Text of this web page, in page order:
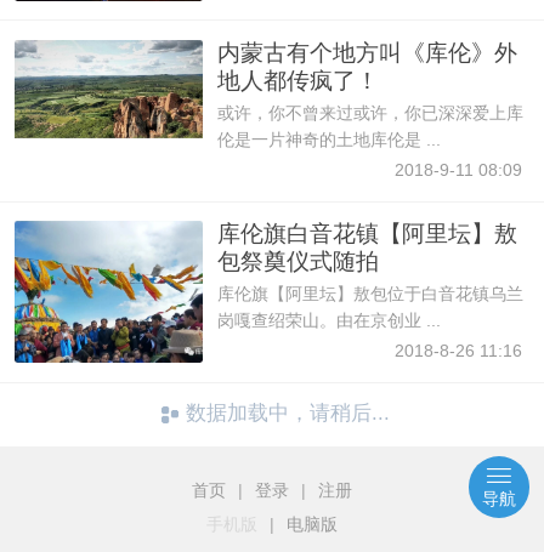
内蒙古有个地方叫《库伦》外
地人都传疯了！
或许，你不曾来过或许，你已深深爱上库
伦是一片神奇的土地库伦是 ...
2018-9-11 08:09
库伦旗白音花镇【阿里坛】敖
包祭奠仪式随拍
库伦旗【阿里坛】敖包位于白音花镇乌兰
岗嘎查绍荣山。由在京创业 ...
2018-8-26 11:16
数据加载中，请稍后...
首页 | 登录 |
注册
手机版
| 电脑版
导航